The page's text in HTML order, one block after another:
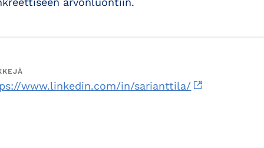
www.linkedin.com/in/sarianttila/